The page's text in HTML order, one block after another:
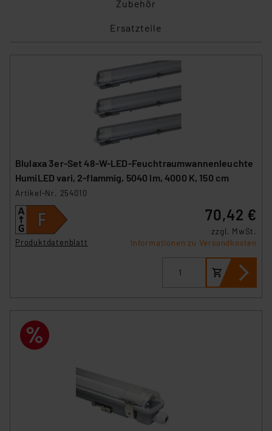
Zubehör
Ersatzteile
Blulaxa 3er-Set 48-W-LED-Feuchtraumwannenleuchte
HumiLED vari, 2-flammig, 5040 lm, 4000 K, 150 cm
Artikel-Nr. 254010
Produktdatenblatt
70,42 €
zzgl. MwSt.
Informationen zu Versandkosten